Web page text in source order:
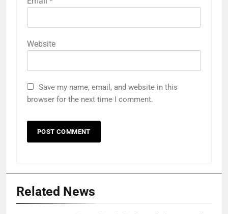
Website
Save my name, email, and website in this
browser for the next time I comment.
Related News